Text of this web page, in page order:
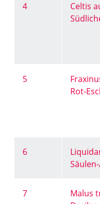
4
Celtis
5
Rot-
6
7
Malus